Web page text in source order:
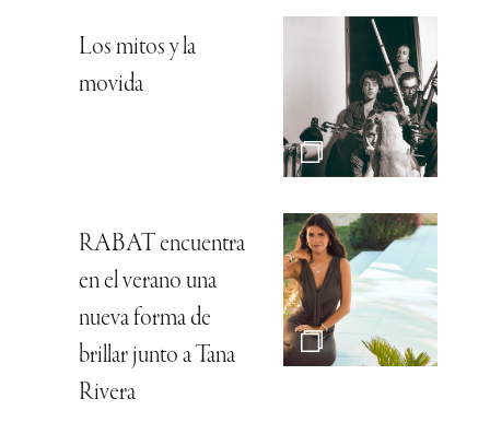
Los mitos y la
movida
RABAT encuentra
en el verano una
nueva forma de
brillar junto a Tana
Rivera